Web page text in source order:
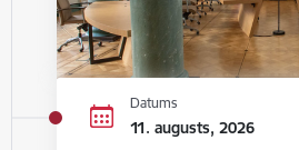
Datums
11. augusts, 2026